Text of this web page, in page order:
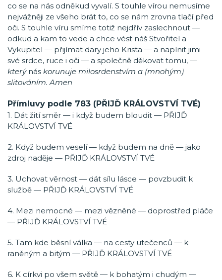
co se na nás odněkud vyvalí. S touhle vírou nemusíme
nejvážněji ze všeho brát to, co se nám zrovna tlačí před
oči. S touhle víru smíme totiž nejdřív zaslechnout —
odkud a kam to vede a chce vést náš Stvořitel a
Vykupitel — přijímat dary jeho Krista — a naplnit jimi
své srdce, ruce i oči — a společně děkovat tomu, —
kterýnás korunuje milosrdenstvím a (mnohým)
slitováním. Amen
Přímluvy podle 783 (PŘIJĎ KRÁLOVSTVÍ TVÉ)
1. Dát žití směr — i když budem bloudit — PŘIJĎ
KRÁLOVSTVÍ TVÉ
2. Když budem veselí — když budem na dně — jako
zdroj naděje — PŘIJĎ KRÁLOVSTVÍ TVÉ
3. Uchovat věrnost — dát sílu lásce — povzbudit k
službě — PŘIJĎ KRÁLOVSTVÍ TVÉ
4. Mezi nemocné — mezi vězněné — doprostřed pláče
— PŘIJĎ KRÁLOVSTVÍ TVÉ
5. Tam kde běsní válka — na cesty utečenců — k
raněným a bitým — PŘIJĎ KRÁLOVSTVÍ TVÉ
6. K církvi po všem světě — k bohatým i chudým —